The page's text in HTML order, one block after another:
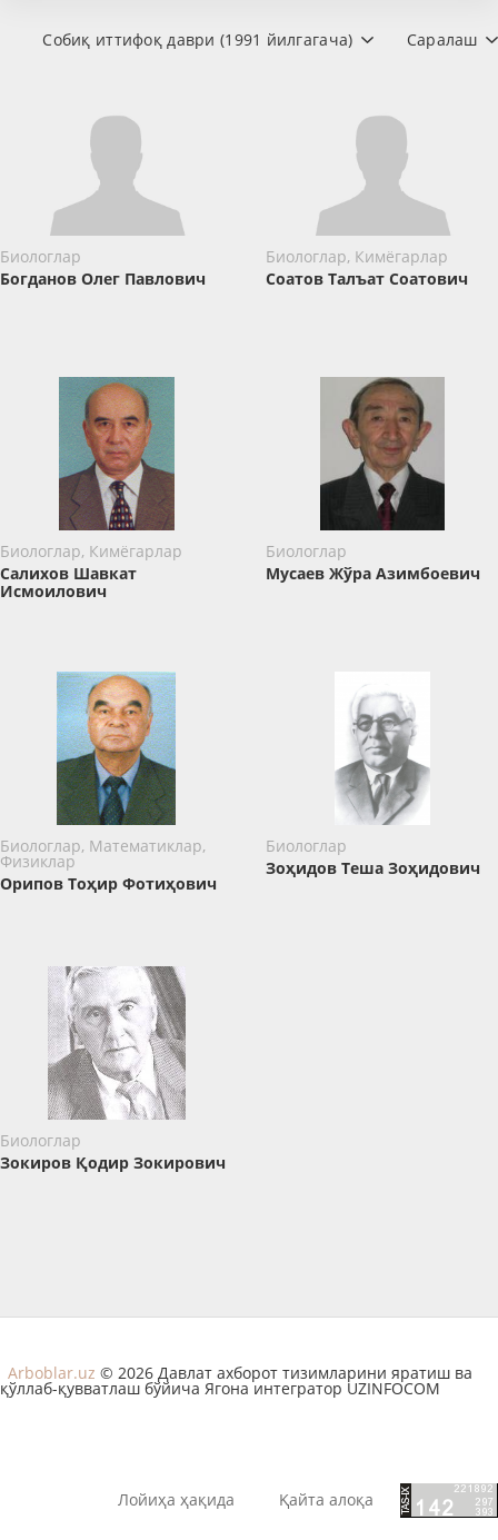
Саралаш
Собиқ иттифоқ даври (1991 йилгагача)
Биологлар
Богданов Олег Павлович
Биологлар, Кимёгарлар
Соатов Талъат Соатович
Биологлар, Кимёгарлар
Салихов Шавкат
Исмоилович
Биологлар
Мусаев Жўра Азимбоевич
Биологлар, Математиклар,
Физиклар
Орипов Тоҳир Фотиҳович
Биологлар
Зоҳидов Теша Зоҳидович
Биологлар
Зокиров Қодир Зокирович
Arboblar.uz © 2026 Давлат ахборот тизимларини яратиш ва
қўллаб-қувватлаш бўйича Ягона интегратор UZINFOCOM
Лойиҳа ҳақида Қайта алоқа